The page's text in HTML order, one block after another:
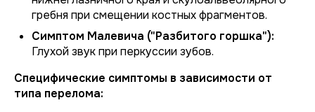
гребня при смещении костных фрагментов.
Симптом Малевича ("Разбитого горшка"):
Глухой звук при перкуссии зубов.
Специфические симптомы в зависимости от
типа перелома: